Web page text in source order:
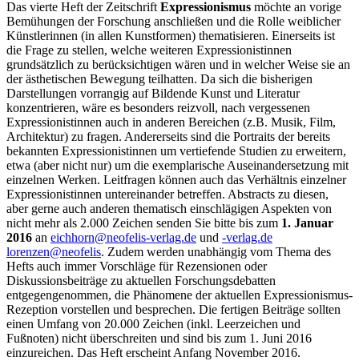
Das vierte Heft der Zeitschrift Expressionismus möchte an vorige
Bemühungen der Forschung anschließen und die Rolle weiblicher
Künstlerinnen (in allen Kunstformen) thematisieren. Einerseits ist
die Frage zu stellen, welche weiteren Expressionistinnen
grundsätzlich zu berücksichtigen wären und in welcher Weise sie an
der ästhetischen Bewegung teilhatten. Da sich die bisherigen
Darstellungen vorrangig auf Bildende Kunst und Literatur
konzentrieren, wäre es besonders reizvoll, nach vergessenen
Expressionistinnen auch in anderen Bereichen (z.B. Musik, Film,
Architektur) zu fragen. Andererseits sind die Portraits der bereits
bekannten Expressionistinnen um vertiefende Studien zu erweitern,
etwa (aber nicht nur) um die exemplarische Auseinandersetzung mit
einzelnen Werken. Leitfragen können auch das Verhältnis einzelner
Expressionistinnen untereinander betreffen. Abstracts zu diesen,
aber gerne auch anderen thematisch einschlägigen Aspekten von
nicht mehr als 2.000 Zeichen senden Sie bitte bis zum 1. Januar
2016 an ed.ga
lrev-
silef
oen@n
rohhc
ie und ed.ga
lrev-
silef
oen@n
ezner
ol
. Zudem werden unabhängig vom Thema des
Hefts auch immer Vorschläge für Rezensionen oder
Diskussionsbeiträge zu aktuellen Forschungsdebatten
entgegengenommen, die Phänomene der aktuellen Expressionismus-
Rezeption vorstellen und besprechen. Die fertigen Beiträge sollten
einen Umfang von 20.000 Zeichen (inkl. Leerzeichen und
Fußnoten) nicht überschreiten und sind bis zum 1. Juni 2016
einzureichen. Das Heft erscheint Anfang November 2016.